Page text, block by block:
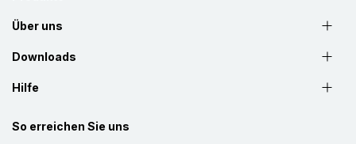
Über uns
Downloads
Hilfe
So erreichen Sie uns